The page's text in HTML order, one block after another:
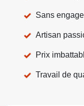
Sans
Artisan
Prix
Travail de